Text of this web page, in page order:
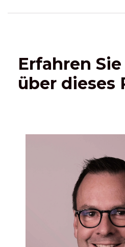
Erfahren
über dieses